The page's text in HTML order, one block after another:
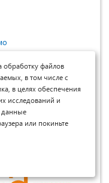
обработку файлов
в том числе с
в целях обеспечения
исследований и
данные
или покиньте